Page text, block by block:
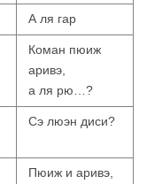
А ля гар
Коман пюиж
аривэ,
а ля рю…?
Сэ люэн диси?
Пюиж и аривэ,